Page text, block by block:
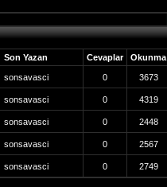
Son Yazan Cevaplar Okunma
sonsavasci 0 3673
sonsavasci 0 4319
sonsavasci 0 2448
sonsavasci 0 2567
sonsavasci 0 2749